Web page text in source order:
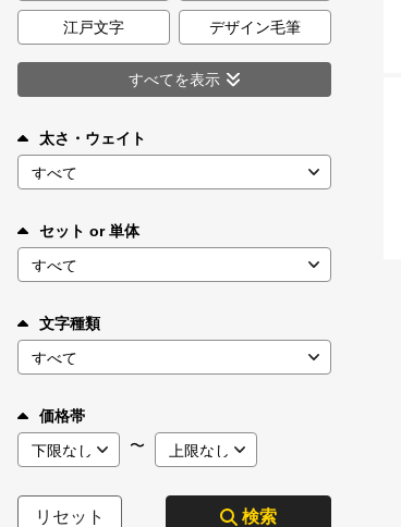
ご利用ガイド
お問い合わせ
江戸文字 デザイン毛筆
すべてを表示
太さ・ウェイト
セット or 単体
文字種類
価格帯
〜
リセット 検索